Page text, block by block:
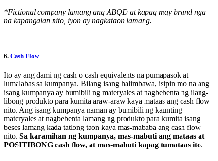
*Fictional company lamang ang ABQD at kapag may brand nga
na kapangalan nito, iyon ay nagkataon lamang.
6. Cash Flow
Ito ay ang dami ng cash o cash equivalents na pumapasok at
lumalabas sa kumpanya. Bilang isang halimbawa, isipin mo na ang
isang kumpanya ay bumibili ng materyales at nagbebenta ng ilang-
libong produkto para kumita araw-araw kaya mataas ang cash flow
nito. Ang isang kumpanya naman ay bumibili ng kaunting
materyales at nagbebenta lamang ng produkto para kumita isang
beses lamang kada tatlong taon kaya mas-mababa ang cash flow
nito. Sa karamihan ng kumpanya, mas-mabuti ang mataas at
POSITIBONG cash flow, at mas-mabuti kapag tumataas ito.